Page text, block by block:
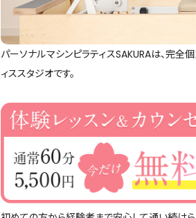
パーソナルマシンピラティスSAKURAは、完
ィススタジオです。